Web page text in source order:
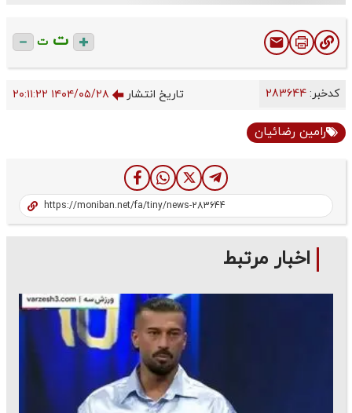
ت ت
کدخبر: تاریخ انتشار ۱۴۰۴/۰۵/۲۸ ۲۰:۱۱:۲۲
رامین رضائیان
اخبار مرتبط